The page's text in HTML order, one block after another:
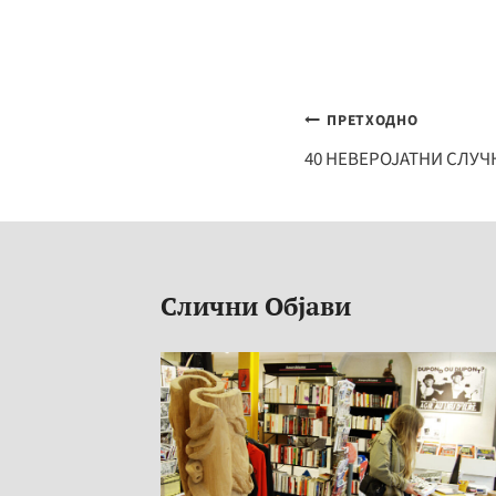
Навигација
на
ПРЕТХОДНО
40 НЕВЕРОЈАТНИ
Слични Објави